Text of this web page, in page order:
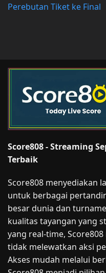
Perebutan Tiket ke Final
Score808 - Streaming
Terbaik
Score808 menyediakan
untuk berbagai
besar dunia dan
kualitas tayangan yang
yang real-time,
tidak melewatkan aksi
Akses mudah melalui